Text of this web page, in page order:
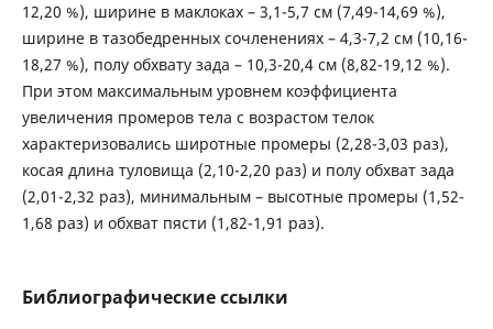
12,20 %), ширине в маклоках – 3,1-5,7 см (7,49-14,69 %),
ширине в тазобедренных сочленениях – 4,3-7,2 см (10,16-
18,27 %), полу обхвату зада – 10,3-20,4 см (8,82-19,12 %).
При этом максимальным уровнем коэффициента
увеличения промеров тела с возрастом телок
характеризовались широтные промеры (2,28-3,03 раз),
косая длина туловища (2,10-2,20 раз) и полу обхват зада
(2,01-2,32 раз), минимальным – высотные промеры (1,52-
1,68 раз) и обхват пясти (1,82-1,91 раз).
Библиографические ссылки